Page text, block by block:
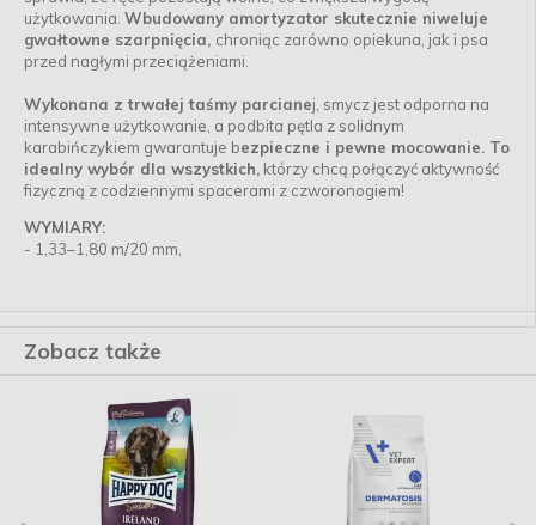
użytkowania. Wbudowany amortyzator skutecznie niweluje
gwałtowne szarpnięcia, chroniąc zarówno opiekuna, jak i psa
przed nagłymi przeciążeniami.
Wykonana z trwałej taśmy parcianej, smycz jest odporna na
intensywne użytkowanie, a podbita pętla z solidnym
karabińczykiem gwarantuje bezpieczne i pewne mocowanie. To
idealny wybór dla wszystkich, którzy chcą połączyć aktywność
fizyczną z codziennymi spacerami z czworonogiem!
WYMIARY:
- 1,33–1,80 m/20 mm,
Zobacz także